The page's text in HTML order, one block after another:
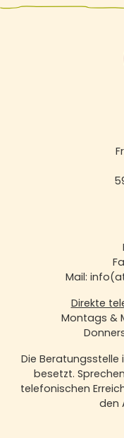
Mail:
Direkte
Montags &
Die
besetzt.
telefonischen
den